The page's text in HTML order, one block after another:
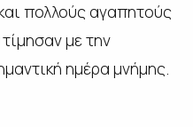
πολλούς αγαπητούς
με την
ημέρα μνήμης.